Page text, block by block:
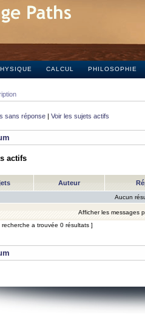
CALCUL PHILOSOPHIE
sans réponse | Voir les sujets actifs
actifs
Auteur
Aucun
Afficher les messages
recherche a trouvée 0 résultats ]